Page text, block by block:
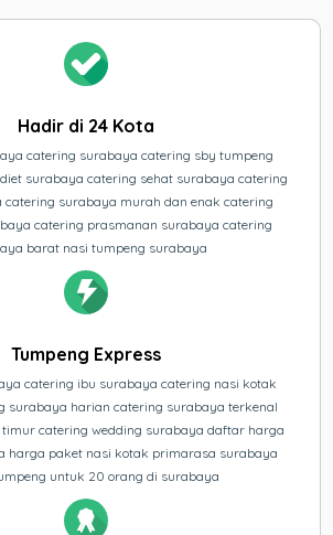
Hadir di 24 Kota
catering surabaya catering sby tumpeng
surabaya catering sehat surabaya catering
catering surabaya murah dan enak catering
catering prasmanan surabaya catering
barat nasi tumpeng surabaya
Tumpeng Express
catering ibu surabaya catering nasi kotak
surabaya harian catering surabaya terkenal
catering wedding surabaya daftar harga
harga paket nasi kotak primarasa surabaya
untuk 20 orang di surabaya